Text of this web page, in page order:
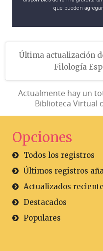
que pueden
Última actualización
Filología
Actualmente hay un
Biblioteca Virtual
Opciones
Todos los registros
Últimos registros
Actualizados
Destacados
Populares